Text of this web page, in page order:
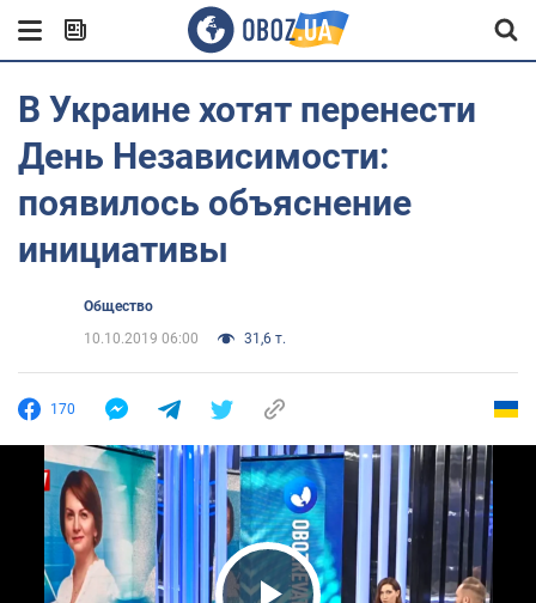
В Украине хотят перенести
День Независимости:
появилось объяснение
инициативы
Общество
10.10.2019 06:00
31,6 т.
170